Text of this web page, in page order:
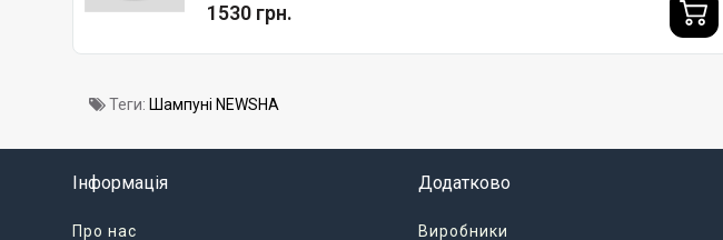
1530 грн.
Теги: Шампуні NEWSHA
Інформація
Про нас
Додатково
Виробники